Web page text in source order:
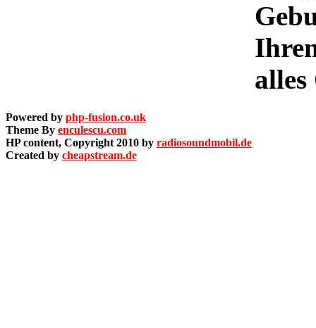
Powered by php-fusion.co.uk
Theme By enculescu.com
HP content, Copyright 2010 by radiosoundmobil.de
Created by cheapstream.de